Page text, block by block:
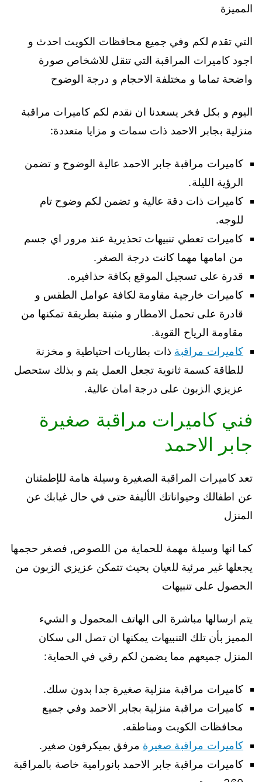
المميزة
التي تقدم لكم وفي جميع محافظات الكويت احدث و
اجود كاميرات المراقبة التي تنقل للاشخاص صورة
واضحة تماما و مختلفة الاحجام و درجة الوضوح
اليوم و بكل فخر يسعدنا ان نقدم لكم كاميرات مراقبة
منزلية بجابر الاحمد ذات سمات و مزايا متعددة:
كاميرات مراقبة جابر الاحمد عالية الوضوح و تضمن
الرؤية الليلة.
كاميرات ذات دقة عالية و تضمن لكم وضوح تام
للوجه.
كاميرات تعطي تنبيهات تحذيرية عند مرور اي جسم
من امامها مهما كانت درجة الصغر.
قدرة على تسجيل الموقع بكافة حذافيره.
كاميرات خارجية مقاومة لكافة عوامل الطقس و
قادرة على تحمل الامطار و مثبتة بطريقة تمكنها من
مقاومة الرياح القوية.
كاميرات مراقبة ذات بطاريات احتياطية و مخزنة
للطاقة كسمة ثانوية تجعل العمل يتم و بذلك ستحصل
عزيزي الزبون على درجة امان عالية.
فني كاميرات مراقبة صغيرة
جابر الاحمد
تعد كاميرات المراقبة الصغيرة وسيلة هامة للإطمئنان
عن اطفالك وحيواناتك الأليفة حتى في حال غيابك عن
المنزل
كما انها وسيلة مهمة للحماية من اللصوص, فصغر حجمها
يجعلها غير مرئية للعيان بحيث تتمكن عزيزي الزبون من
الحصول على تنبيهات
يتم ارسالها مباشرة الى الهاتف المحمول و الشيء
المميز بأن تلك التنبيهات يمكنها ان تصل الى سكان
المنزل جميعهم مما يضمن لكم رقي في الحماية:
كاميرات مراقبة منزلية صغيرة جدا بدون سلك.
كاميرات مراقبة منزلية بجابر الاحمد وفي جميع
محافظات الكويت ومناطقه.
كاميرات مراقبة صغيرة مرفق بميكرفون صغير.
كاميرات مراقبة جابر الاحمد بانورامية خاصة بالمراقبة